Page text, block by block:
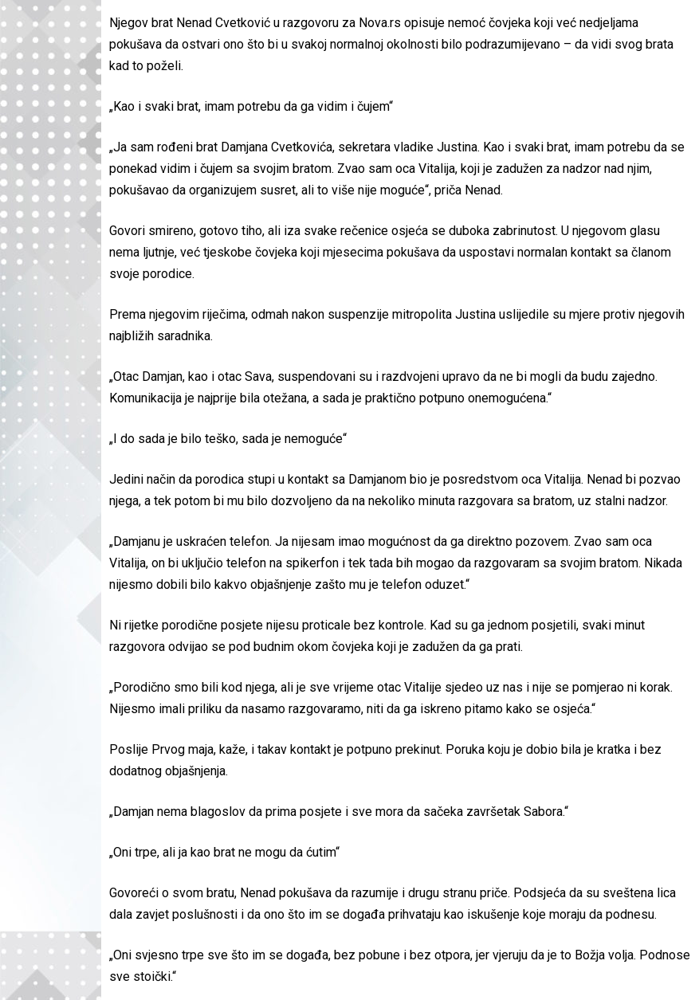
Njegov brat Nenad Cvetković u razgovoru za Nova.rs opisuje nemoć čovjeka koji već nedjeljama
pokušava da ostvari ono što bi u svakoj normalnoj okolnosti bilo podrazumijevano – da vidi svog brata
kad to poželi.
„Kao i svaki brat, imam potrebu da ga vidim i čujem“
„Ja sam rođeni brat Damjana Cvetkovića, sekretara vladike Justina. Kao i svaki brat, imam potrebu da se
ponekad vidim i čujem sa svojim bratom. Zvao sam oca Vitalija, koji je zadužen za nadzor nad njim,
pokušavao da organizujem susret, ali to više nije moguće“, priča Nenad.
Govori smireno, gotovo tiho, ali iza svake rečenice osjeća se duboka zabrinutost. U njegovom glasu
nema ljutnje, već tjeskobe čovjeka koji mjesecima pokušava da uspostavi normalan kontakt sa članom
svoje porodice.
Prema njegovim riječima, odmah nakon suspenzije mitropolita Justina uslijedile su mjere protiv njegovih
najbližih saradnika.
„Otac Damjan, kao i otac Sava, suspendovani su i razdvojeni upravo da ne bi mogli da budu zajedno.
Komunikacija je najprije bila otežana, a sada je praktično potpuno onemogućena.“
„I do sada je bilo teško, sada je nemoguće“
Jedini način da porodica stupi u kontakt sa Damjanom bio je posredstvom oca Vitalija. Nenad bi pozvao
njega, a tek potom bi mu bilo dozvoljeno da na nekoliko minuta razgovara sa bratom, uz stalni nadzor.
„Damjanu je uskraćen telefon. Ja nijesam imao mogućnost da ga direktno pozovem. Zvao sam oca
Vitalija, on bi uključio telefon na spikerfon i tek tada bih mogao da razgovaram sa svojim bratom. Nikada
nijesmo dobili bilo kakvo objašnjenje zašto mu je telefon oduzet.“
Ni rijetke porodične posjete nijesu proticale bez kontrole. Kad su ga jednom posjetili, svaki minut
razgovora odvijao se pod budnim okom čovjeka koji je zadužen da ga prati.
„Porodično smo bili kod njega, ali je sve vrijeme otac Vitalije sjedeo uz nas i nije se pomjerao ni korak.
Nijesmo imali priliku da nasamo razgovaramo, niti da ga iskreno pitamo kako se osjeća.“
Poslije Prvog maja, kaže, i takav kontakt je potpuno prekinut. Poruka koju je dobio bila je kratka i bez
dodatnog objašnjenja.
„Damjan nema blagoslov da prima posjete i sve mora da sačeka završetak Sabora.“
„Oni trpe, ali ja kao brat ne mogu da ćutim“
Govoreći o svom bratu, Nenad pokušava da razumije i drugu stranu priče. Podsjeća da su sveštena lica
dala zavjet poslušnosti i da ono što im se događa prihvataju kao iskušenje koje moraju da podnesu.
„Oni svjesno trpe sve što im se događa, bez pobune i bez otpora, jer vjeruju da je to Božja volja. Podnose
sve stoički.“